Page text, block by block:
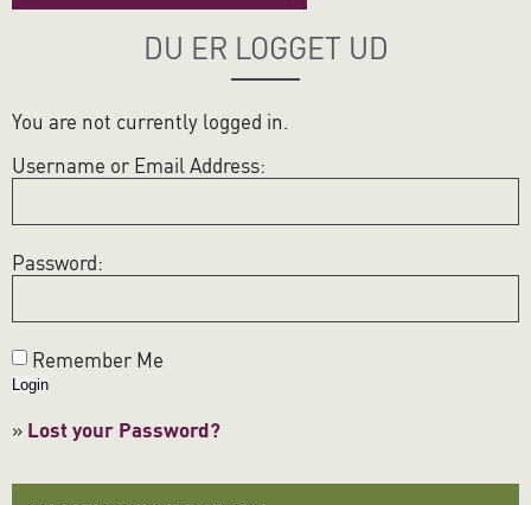
DU ER LOGGET UD
You are not currently logged in.
Username or Email Address:
Password:
Remember Me
» Lost your Password?